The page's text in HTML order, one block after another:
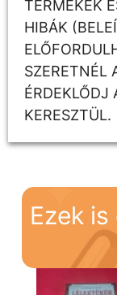
TERMÉKEK
HIBÁK
SZERETNÉL
ÉRDEKLŐDJ
KERESZTÜL.
Ezek